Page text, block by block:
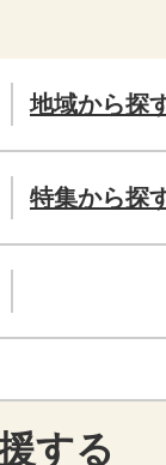
地域から探
特集から探
する